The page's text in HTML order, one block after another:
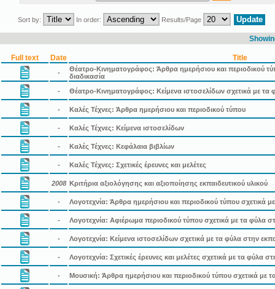
Sort by: In order: Results/Page
Full text Date Title
-
Θέατρο-Κινηματογράφος: Άρθρα ημερήσιου και περιοδικού
διαδικασία
-
Θέατρο-Κινηματογράφος: Κείμενα ιστοσελίδων σχετικά με τα
- Καλές Τέχνες: Άρθρα ημερήσιου και περιοδικού τύπου
- Καλές Τέχνες: Κείμενα ιστοσελίδων
- Καλές Τέχνες: Κεφάλαια βιβλίων
- Καλές Τέχνες: Σχετικές έρευνες και μελέτες
2008 Κριτήρια αξιολόγησης και αξιοποίησης εκπαιδευτικού υλικού
- Λογοτεχνία: Άρθρα ημερήσιου και περιοδικού τύπου σχετικά
- Λογοτεχνία: Αφιέρωμα περιοδικού τύπου σχετικά με τα φύλα
- Λογοτεχνία: Κείμενα ιστοσελίδων σχετικά με τα φύλα στην
- Λογοτεχνία: Σχετικές έρευνες και μελέτες σχετικά με τα φύλα
- Μουσική: Άρθρα ημερήσιου και περιοδικού τύπου σχετικά με